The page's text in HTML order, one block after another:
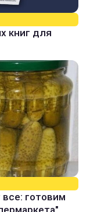
книг для
готовим